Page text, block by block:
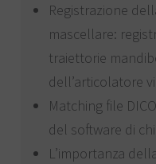
Registrazione
mascellare:
traiettorie
dell’articolatore
Matching file
del software di
L’importanza